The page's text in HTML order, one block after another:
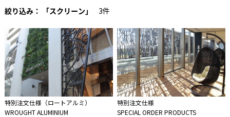
絞り込み： 「スクリーン」 3件
特別注文仕様（ロートアルミ）
WROUGHT ALUMINIUM
特別注文仕様
SPECIAL ORDER PRODUCTS